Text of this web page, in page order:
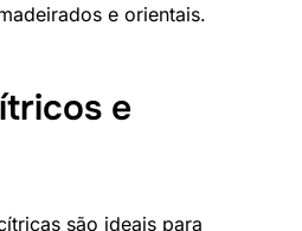
e orientais.
e
são ideais para